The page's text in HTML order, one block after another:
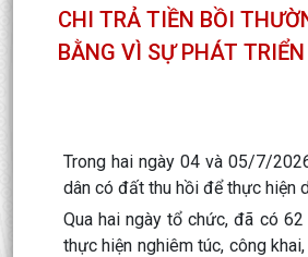
CHI TRẢ TIỀN BỒI
BẰNG VÌ SỰ PHÁT
Trong hai ngày 04 và 05/7/
dân có đất thu hồi để thực hiện
Qua hai ngày tổ chức, đã có
thực hiện nghiêm túc, công